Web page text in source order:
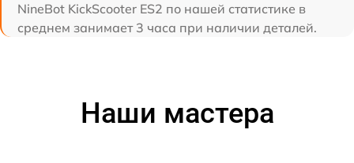
NineBot KickScooter ES2 по нашей статистике в
среднем занимает 3 часа при наличии деталей.
Наши мастера